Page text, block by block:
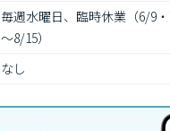
毎週水曜日、臨時休業（6/9
～8/15）
なし